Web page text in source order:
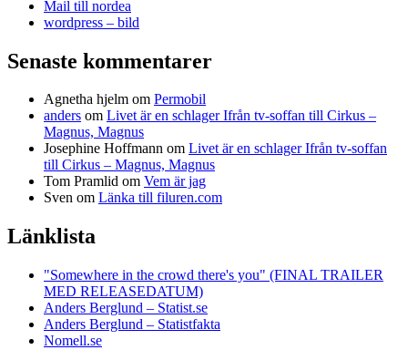
Mail till nordea
wordpress – bild
Senaste kommentarer
Agnetha hjelm om Permobil
anders om Livet är en schlager Ifrån tv-soffan till Cirkus –
Magnus, Magnus
Josephine Hoffmann om Livet är en schlager Ifrån tv-soffan
till Cirkus – Magnus, Magnus
Tom Pramlid om Vem är jag
Sven om Länka till filuren.com
Länklista
"Somewhere in the crowd there's you" (FINAL TRAILER
MED RELEASEDATUM)
Anders Berglund – Statist.se
Anders Berglund – Statistfakta
Nomell.se